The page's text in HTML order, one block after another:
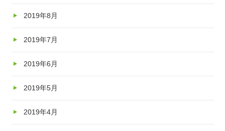
2019年8月
2019年7月
2019年6月
2019年5月
2019年4月